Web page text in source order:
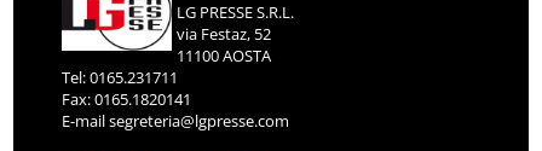
LG PRESSE S.R.L.
via Festaz, 52
11100 AOSTA
Tel: 0165.231711
Fax: 0165.1820141
E-mailsegreteria@lgpresse.com